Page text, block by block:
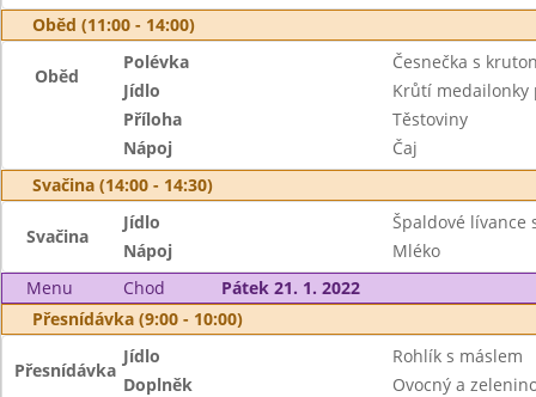
Oběd (11:00 - 14:00)
Oběd
Polévka
Česnečka s
Jídlo
Krůtí medailonky
Příloha
Těstoviny
Nápoj
Čaj
Svačina (14:00 - 14:30)
Svačina
Jídlo
Špaldové lívance
Nápoj
Mléko
Menu
Chod
Pátek 21. 1. 2022
Přesnídávka (9:00 - 10:00)
Přesnídávka
Jídlo
Rohlík s máslem
Doplněk
Ovocný a